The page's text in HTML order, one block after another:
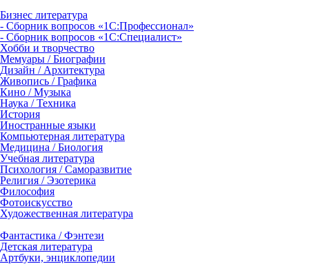
Бизнес литература
- Сборник вопросов «1С:Профессионал»
- Сборник вопросов «1С:Специалист»
Хобби и творчество
Мемуары / Биографии
Дизайн / Архитектура
Живопись / Графика
Кино / Музыка
Наука / Техника
История
Иностранные языки
Компьютерная литература
Медицина / Биология
Учебная литература
Психология / Саморазвитие
Религия / Эзотерика
Философия
Фотоискусство
Художественная литература
Фантастика / Фэнтези
Детская литература
Артбуки, энциклопедии